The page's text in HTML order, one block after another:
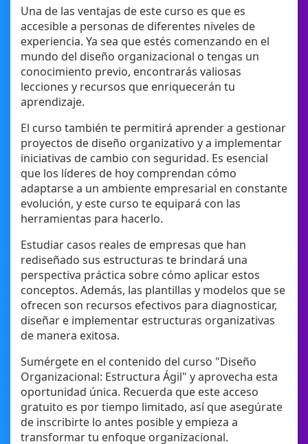
Una de las ventajas de este curso es que es
accesible a personas de diferentes niveles de
experiencia. Ya sea que estés comenzando en el
mundo del diseño organizacional o tengas un
conocimiento previo, encontrarás valiosas
lecciones y recursos que enriquecerán tu
aprendizaje.
El curso también te permitirá aprender a gestionar
proyectos de diseño organizativo y a implementar
iniciativas de cambio con seguridad. Es esencial
que los líderes de hoy comprendan cómo
adaptarse a un ambiente empresarial en constante
evolución, y este curso te equipará con las
herramientas para hacerlo.
Estudiar casos reales de empresas que han
rediseñado sus estructuras te brindará una
perspectiva práctica sobre cómo aplicar estos
conceptos. Además, las plantillas y modelos que se
ofrecen son recursos efectivos para diagnosticar,
diseñar e implementar estructuras organizativas
de manera exitosa.
Sumérgete en el contenido del curso "Diseño
Organizacional: Estructura Ágil" y aprovecha esta
oportunidad única. Recuerda que este acceso
gratuito es por tiempo limitado, así que asegúrate
de inscribirte lo antes posible y empieza a
transformar tu enfoque organizacional.